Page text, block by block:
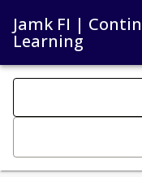
Jamk FI |
Learning
Search